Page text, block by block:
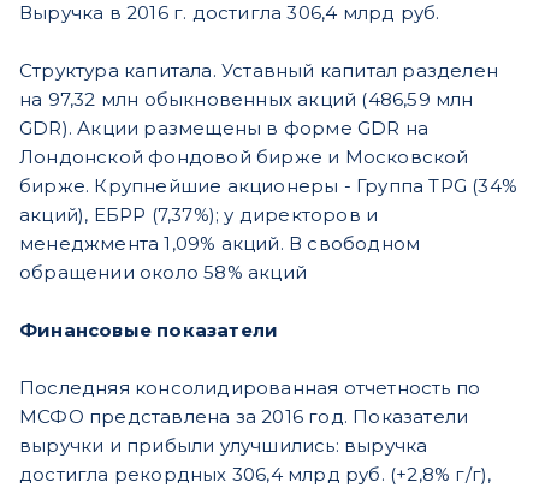
Выручка в 2016 г. достигла 306,4 млрд руб.
Структура капитала. Уставный капитал разделен
на 97,32 млн обыкновенных акций (486,59 млн
GDR). Акции размещены в форме GDR на
Лондонской фондовой бирже и Московской
бирже. Крупнейшие акционеры - Группа TPG (34%
акций), ЕБРР (7,37%); у директоров и
менеджмента 1,09% акций. В свободном
обращении около 58% акций
Финансовые показатели
Последняя консолидированная отчетность по
МСФО представлена за 2016 год. Показатели
выручки и прибыли улучшились: выручка
достигла рекордных 306,4 млрд руб. (+2,8% г/г),